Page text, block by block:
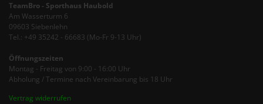
TeamBro - Sporthaus Haubold
Am Wasserturm 6
09603 Siebenlehn
Tel.: +49 35242 - 66683 (Mo-Fr 9-13 Uhr)
Öffnungszeiten
Montag - Freitag von 9:00 - 16:00 Uhr
Abholung / Termine nach Vereinbarung bis 18 Uhr
Vertrag widerrufen